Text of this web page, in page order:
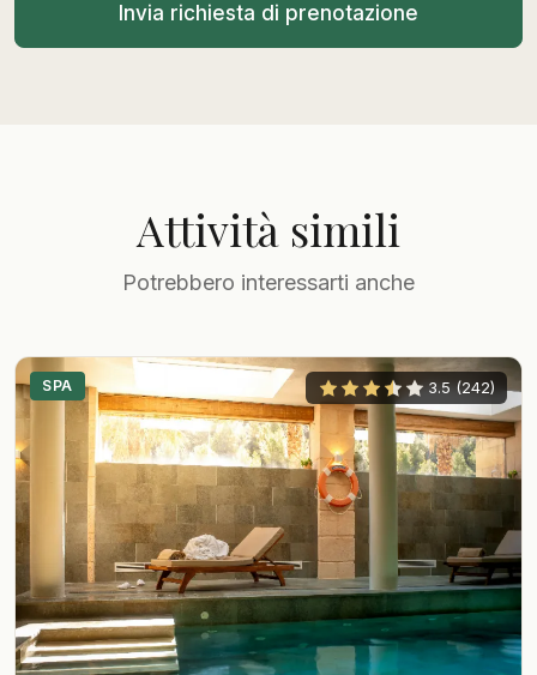
Invia richiesta di prenotazione
Attività simili
Potrebbero interessarti anche
SPA 3.5 (242)